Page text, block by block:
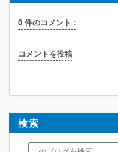
0 件のコメント :
コメントを投稿
検索